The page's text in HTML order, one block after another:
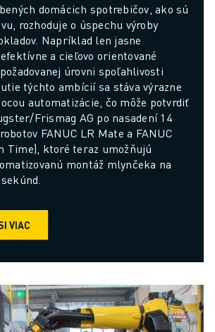
domácich spotrebičov, ako sú
rozhoduje o úspechu výroby
Napríklad len jasne
a cieľovo orientované
úrovni spoľahlivosti
týchto ambícií sa stáva výrazne
automatizácie, čo môže potvrdiť
Frismag AG po nasadení 14
FANUC LR Mate a FANUC
Time), ktoré teraz umožňujú
montáž mlynčeka na
VIAC